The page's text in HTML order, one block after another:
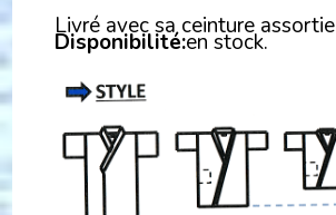
Livré avec sa ceinture assortie
Disponibilité:en stock.